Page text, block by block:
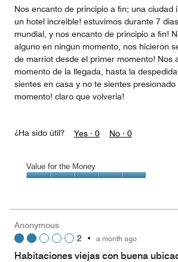
Nos encanto de principio a fin; una ciudad
un hotel increible! estuvimos durante 7
mundial, y nos encanto de principio a fin!
alguno en ningun momento, nos hicieron
de marriot desde el primer momento! Nos
momento de la llegada, hasta la
sientes en casa y no te sientes presionado
momento! claro que volveria!
¿Ha sido útil? Yes · 0 No · 0
Value for the Money
5
out
of
Anonymous
2 • a month ago
Habitaciones viejas con buena